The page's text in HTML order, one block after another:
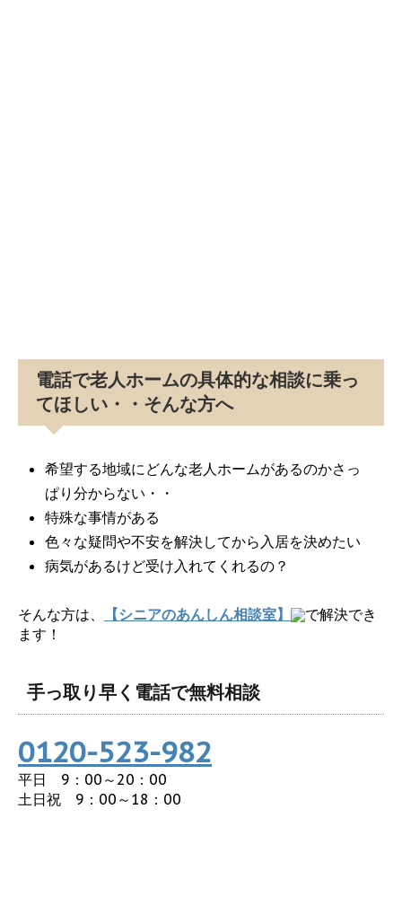
電話で老人ホームの具体的な相談に乗っ
てほしい・・そんな方へ
希望する地域にどんな老人ホームがあるのかさっ
ぱり分からない・・
特殊な事情がある
色々な疑問や不安を解決してから入居を決めたい
病気があるけど受け入れてくれるの？
そんな方は、 【シニアのあんしん相談室】
で解決でき
ます！
手っ取り早く電話で無料相談
0120-523-982
平日 9：00～20：00
土日祝 9：00～18：00